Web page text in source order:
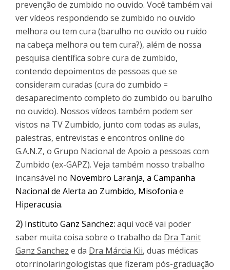
prevenção de zumbido no ouvido. Você também vai
ver vídeos respondendo se zumbido no ouvido
melhora ou tem cura (barulho no ouvido ou ruído
na cabeça melhora ou tem cura?), além de nossa
pesquisa científica sobre cura de zumbido,
contendo depoimentos de pessoas que se
consideram curadas (cura do zumbido =
desaparecimento completo do zumbido ou barulho
no ouvido). Nossos vídeos também podem ser
vistos na TV Zumbido, junto com todas as aulas,
palestras, entrevistas e encontros online do
G.A.N.Z, o Grupo Nacional de Apoio a pessoas com
Zumbido (ex-GAPZ). Veja também nosso trabalho
incansável no Novembro Laranja, a Campanha
Nacional de Alerta ao Zumbido, Misofonia e
Hiperacusia.
2) Instituto Ganz Sanchez:aqui você vai poder
saber muita coisa sobre o trabalho da Dra Tanit
Ganz Sanchez e da Dra Márcia Kii, duas médicas
otorrinolaringologistas que fizeram pós-graduação